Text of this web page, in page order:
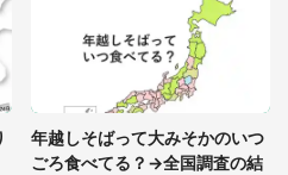
年越しそばって大みそかのいつ
ごろ食べてる？→全国調査の結